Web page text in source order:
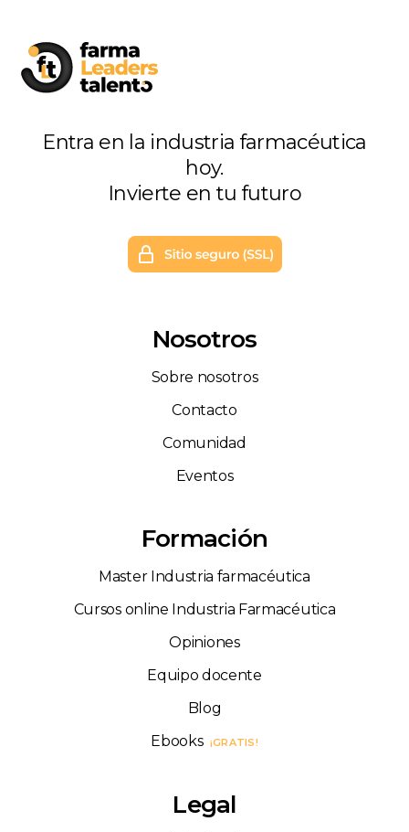
Entra en la industria farmacéutica
hoy.
Invierte en tu futuro
Nosotros
Sobre nosotros
Contacto
Comunidad
Eventos
Formación
Master Industria farmacéutica
Cursos online Industria Farmacéutica
Opiniones
Equipo docente
Blog
Ebooks ¡GRATIS!
Legal